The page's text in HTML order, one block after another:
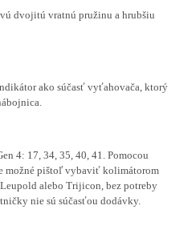
dvojitú vratnú pružinu a hrubšiu
ako súčasť vyťahovača, ktorý
4: 17, 34, 35, 40, 41. Pomocou
možné pištoľ vybaviť kolimátorom
alebo Trijicon, bez potreby
nie sú súčasťou dodávky.